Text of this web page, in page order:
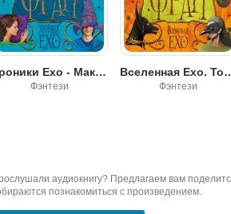
Хроники Ехо - Макс Фрай
Фэнтези
Вселенная Ехо.
Фэнтези
аудиокнигу? Предлагаем вам
познакомиться с произведением.